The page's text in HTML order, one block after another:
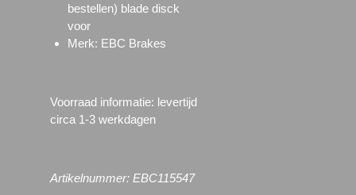
bestellen) blade disck
voor
Merk: EBC Brakes
Voorraad informatie: levertijd
circa 1-3 werkdagen
Artikelnummer: EBC115547